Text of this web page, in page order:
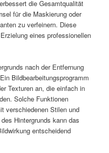
die Gesamtqualität
für die Maskierung oder
zu verfeinern. Diese
eines professionellen
nach der Entfernung
Bildbearbeitungsprogramm
Texturen an, die einfach in
Solche Funktionen
verschiedenen Stilen und
Hintergrunds kann das
entscheidend